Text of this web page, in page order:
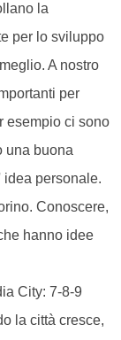
la
per lo sviluppo
A nostro
per
esempio ci sono
una buona
personale.
Conoscere,
hanno idee
City: 7-8-9
la città cresce,